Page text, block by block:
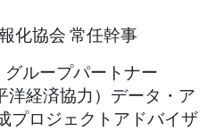
化協会 常任幹事
ループパートナー
洋経済協力）データ・ア
プロジェクトアドバイザ